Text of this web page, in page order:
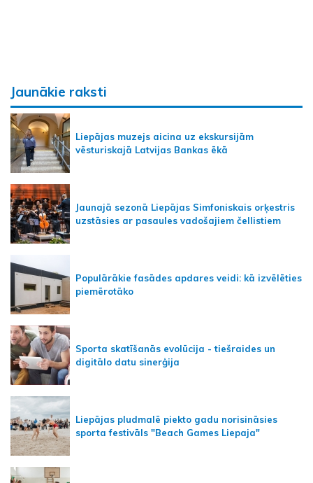
Jaunākie raksti
Liepājas muzejs aicina uz ekskursijām
vēsturiskajā Latvijas Bankas ēkā
Jaunajā sezonā Liepājas Simfoniskais orķestris
uzstāsies ar pasaules vadošajiem čellistiem
Populārākie fasādes apdares veidi: kā izvēlēties
piemērotāko
Sporta skatīšanās evolūcija - tiešraides un
digitālo datu sinerģija
Liepājas pludmalē piekto gadu norisināsies
sporta festivāls "Beach Games Liepaja"